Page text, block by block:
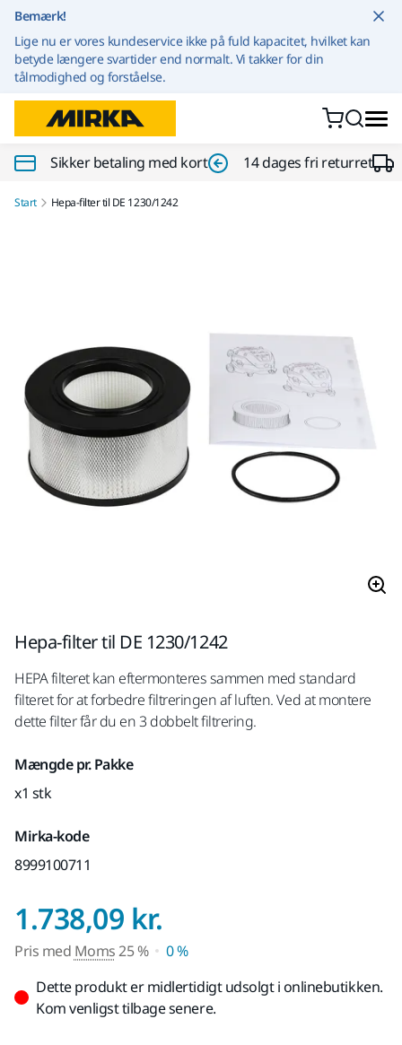
Bemærk!
Lige nu er vores kundeservice ikke på fuld kapacitet, hvilket kan
betyde længere svartider end normalt. Vi takker for din
tålmodighed og forståelse.
Sikker betaling med kort 14 dages fri returret
Start Hepa-filter til DE 1230/1242
Hepa-filter til DE 1230/1242
HEPA filteret kan eftermonteres sammen med standard
filteret for at forbedre filtreringen af luften. Ved at montere
dette filter får du en 3 dobbelt filtrering.
Mængde pr. Pakke
x1 stk
Mirka-kode
8999100711
1.738,09 kr.
Pris med Moms25 %
0 %
Dette produkt er midlertidigt udsolgt i onlinebutikken.
Kom venligst tilbage senere.